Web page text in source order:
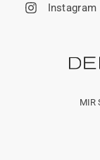
Instagram
MIR